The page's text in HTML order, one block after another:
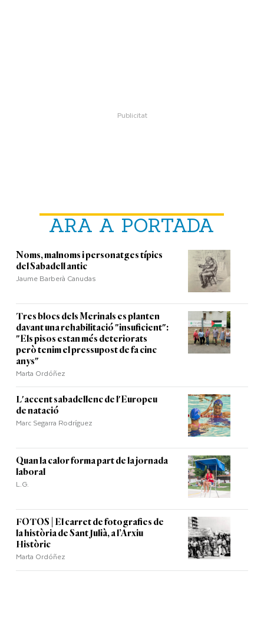
ARA A PORTADA
Noms, malnoms i personatges típics
del Sabadell antic
Jaume Barberà Canudas
Tres blocs dels Merinals es planten
davant una rehabilitació "insuficient":
"Els pisos estan més deteriorats
però tenim el pressupost de fa cinc
anys"
Marta Ordóñez
L'accent sabadellenc de l'Europeu
de natació
Marc Segarra Rodríguez
Quan la calor forma part de la jornada
laboral
L.G.
FOTOS | El carret de fotografies de
la història de Sant Julià, a l’Arxiu
Històric
Marta Ordóñez